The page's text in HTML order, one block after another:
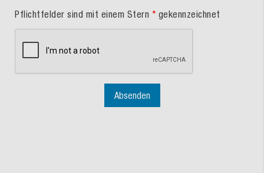
Pflichtfelder sind mit einem Stern * gekennzeichnet
Absenden